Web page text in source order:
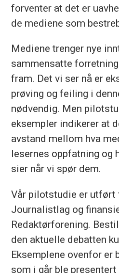
forventer at det er
de mediene som
Mediene trenger nye
sammensatte
fram. Det vi ser nå er
prøving og feiling i
nødvendig. Men
eksempler indikerer at
avstand mellom hva
lesernes oppfatning og
sier når vi spør dem.
Vår pilotstudie er utført
Journalistlag og
Redaktørforening.
den aktuelle debatten
Eksemplene ovenfor er
som i går ble